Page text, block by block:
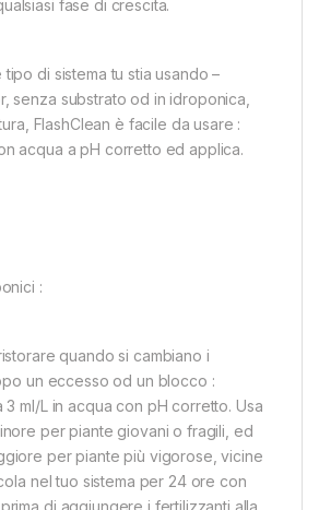
fase di crescita.
di sistema tu stia usando –
senza substrato od in idroponica,
FlashClean è facile da usare :
acqua a pH corretto ed applica.
:
quando si cambiano i
un eccesso od un blocco :
3 ml/L in acqua con pH corretto. Usa
per piante giovani o fragili, ed
per piante più vigorose, vicine
nel tuo sistema per 24 ore con
di aggiungere i fertilizzanti alla